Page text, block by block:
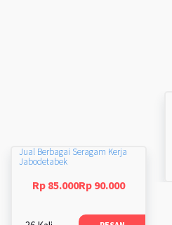
Jual Berbagai Seragam Kerja
Jabodetabek
Rp 85.000Rp 90.000